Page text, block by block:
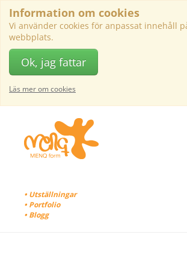
Information om cookies
Vi använder cookies för anpassat innehåll
webbplats.
Ok, jag fattar
Läs mer om cookies
• Utställningar
• Portfolio
• Blogg